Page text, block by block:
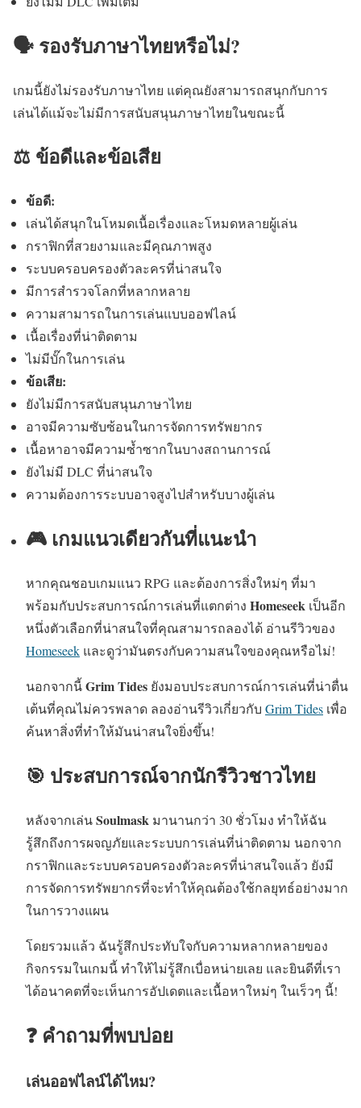
🗣️ รองรับภาษาไทยหรือไม่?
เกมนี้ยังไม่รองรับภาษาไทย แต่คุณยังสามารถสนุกกับการ
เล่นได้แม้จะไม่มีการสนับสนุนภาษาไทยในขณะนี้
⚖️ ข้อดีและข้อเสีย
ข้อดี:
เล่นได้สนุกในโหมดเนื้อเรื่องและโหมดหลายผู้เล่น
กราฟิกที่สวยงามและมีคุณภาพสูง
ระบบครอบครองตัวละครที่น่าสนใจ
มีการสำรวจโลกที่หลากหลาย
ความสามารถในการเล่นแบบออฟไลน์
เนื้อเรื่องที่น่าติดตาม
ไม่มีบั๊กในการเล่น
ข้อเสีย:
ยังไม่มีการสนับสนุนภาษาไทย
อาจมีความซับซ้อนในการจัดการทรัพยากร
เนื้อหาอาจมีความซ้ำซากในบางสถานการณ์
ยังไม่มี DLC ที่น่าสนใจ
ความต้องการระบบอาจสูงไปสำหรับบางผู้เล่น
🎮 เกมแนวเดียวกันที่แนะนำ
หากคุณชอบเกมแนว RPG และต้องการสิ่งใหม่ๆ ที่มา
พร้อมกับประสบการณ์การเล่นที่แตกต่าง Homeseek เป็นอีก
หนึ่งตัวเลือกที่น่าสนใจที่คุณสามารถลองได้ อ่านรีวิวของ
Homeseek และดูว่ามันตรงกับความสนใจของคุณหรือไม่!
นอกจากนี้Grim Tides ยังมอบประสบการณ์การเล่นที่น่าตื่น
เต้นที่คุณไม่ควรพลาด ลองอ่านรีวิวเกี่ยวกับ Grim Tides เพื่อ
ค้นหาสิ่งที่ทำให้มันน่าสนใจยิ่งขึ้น!
🎯 ประสบการณ์จากนักรีวิวชาวไทย
หลังจากเล่นSoulmask มานานกว่า 30 ชั่วโมง ทำให้ฉัน
รู้สึกถึงการผจญภัยและระบบการเล่นที่น่าติดตาม นอกจาก
กราฟิกและระบบครอบครองตัวละครที่น่าสนใจแล้ว ยังมี
การจัดการทรัพยากรที่จะทำให้คุณต้องใช้กลยุทธ์อย่างมาก
ในการวางแผน
โดยรวมแล้ว ฉันรู้สึกประทับใจกับความหลากหลายของ
กิจกรรมในเกมนี้ ทำให้ไม่รู้สึกเบื่อหน่ายเลย และยินดีที่เรา
ได้อนาคตที่จะเห็นการอัปเดตและเนื้อหาใหม่ๆ ในเร็วๆ นี้!
❓ คำถามที่พบบ่อย
เล่นออฟไลน์ได้ไหม?